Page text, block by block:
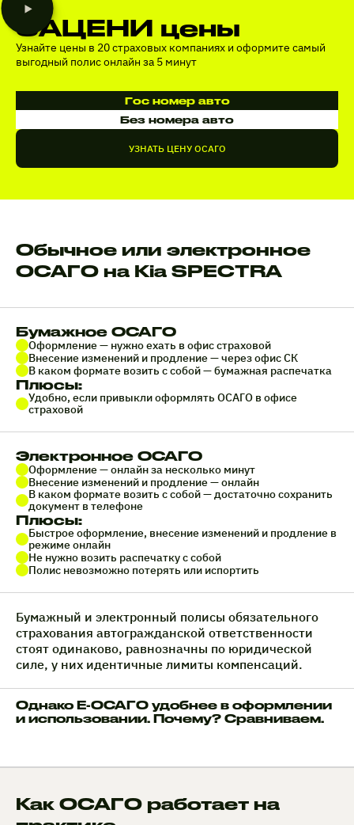
ЗАЦЕНИ цены
Узнайте цены в 20 страховых компаниях и оформите самый
выгодный полис онлайн за 5 минут
Гос номер авто
Без номера авто
УЗНАТЬ ЦЕНУ ОСАГО
Обычное или электронное
ОСАГО на Kia SPECTRA
Бумажное ОСАГО
Оформление — нужно ехать в офис страховой
Внесение изменений и продление — через офис СК
В каком формате возить с собой — бумажная распечатка
Плюсы:
Удобно, если привыкли оформлять ОСАГО в офисе
страховой
Электронное ОСАГО
Оформление — онлайн за несколько минут
Внесение изменений и продление — онлайн
В каком формате возить с собой — достаточно сохранить
документ в телефоне
Плюсы:
Быстрое оформление, внесение изменений и продление в
режиме онлайн
Не нужно возить распечатку с собой
Полис невозможно потерять или испортить
Бумажный и электронный полисы обязательного
страхования автогражданской ответственности
стоят одинаково, равнозначны по юридической
силе, у них идентичные лимиты компенсаций.
Однако Е-ОСАГО удобнее в оформлении
и использовании. Почему? Сравниваем.
Как ОСАГО работает на